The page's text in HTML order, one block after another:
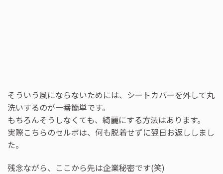
そういう風にならないためには、シートカバーを外して丸
洗いするのが一番簡単です。
もちろんそうしなくても、綺麗にする方法はあります。
実際こちらのセルボは、何も脱着せずに翌日お返ししまし
た。
残念ながら、ここから先は企業秘密です(笑)